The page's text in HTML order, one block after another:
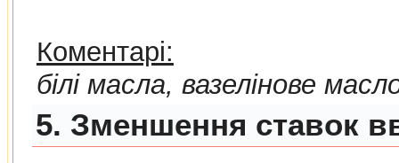
Коментарі:
білі масла, вазелінове
5. Зменшення ставок